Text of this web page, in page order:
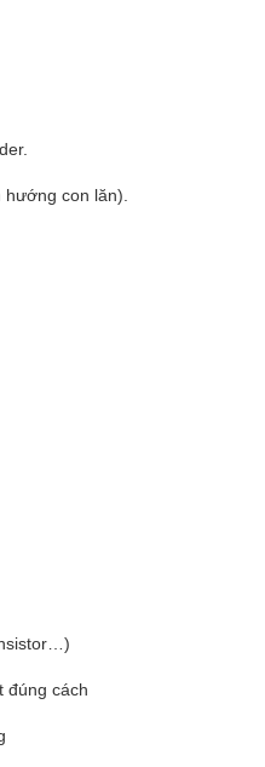
con lăn).
đúng cách